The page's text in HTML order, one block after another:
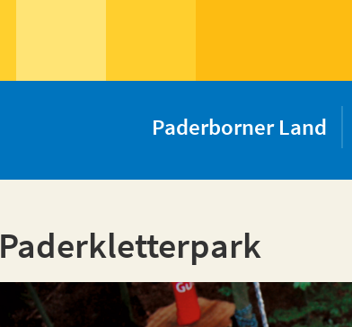
Paderborner Land
Paderkletterpark